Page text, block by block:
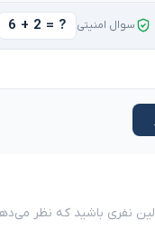
سوال امنیتی 6 + 2 = ?
نفری باشید که نظر